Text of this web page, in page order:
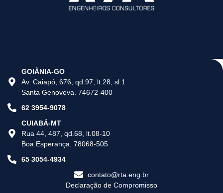
GOIÂNIA-GO
Av. Caiapó, 676, qd.97, lt.28, sl.1
Santa Genoveva. 74672-400
62 3954-9078
CUIABÁ-MT
Rua 44, 487, qd.68, lt.08-10
Boa Esperança. 78068-505
65 3054-4934
contato@rta.eng.br
Declaração de Compromisso